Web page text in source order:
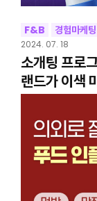
F&B 경험마케팅
2024. 07. 18
소개팅 프로
랜드가 이색